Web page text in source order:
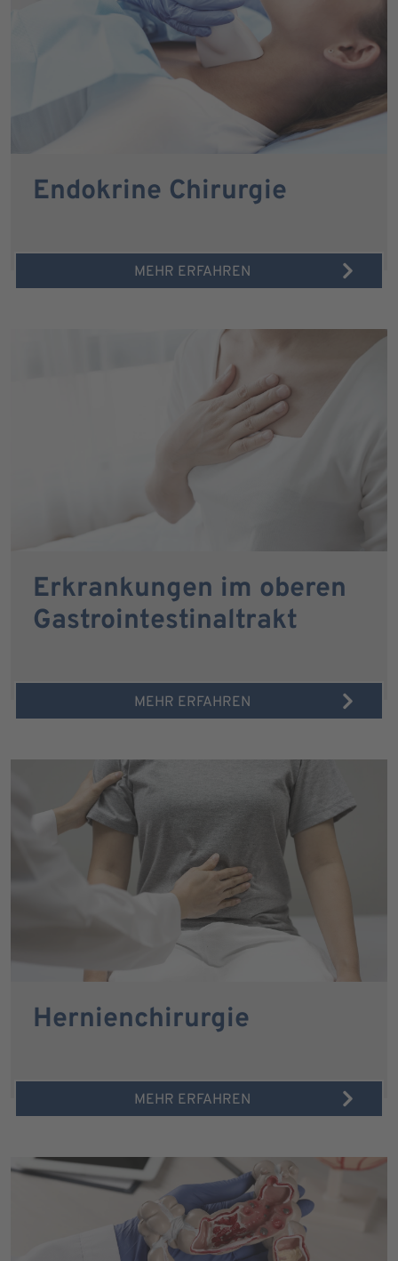
Endokrine Chirurgie
MEHR ERFAHREN
Erkrankungen im oberen
Gastrointestinaltrakt
MEHR ERFAHREN
Hernienchirurgie
MEHR ERFAHREN